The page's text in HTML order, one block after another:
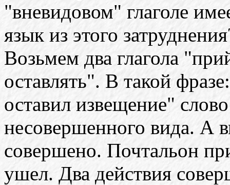
"вневидовом" глаголе
язык из этого
Возьмем два глагола
оставлять". В такой
оставил извещение"
несовершенного вида. А
совершено. Почтальон
ушел. Два действия